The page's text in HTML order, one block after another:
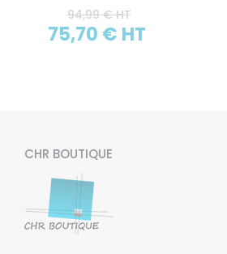
94,99 € HT
75,70 € HT
CHR BOUTIQUE